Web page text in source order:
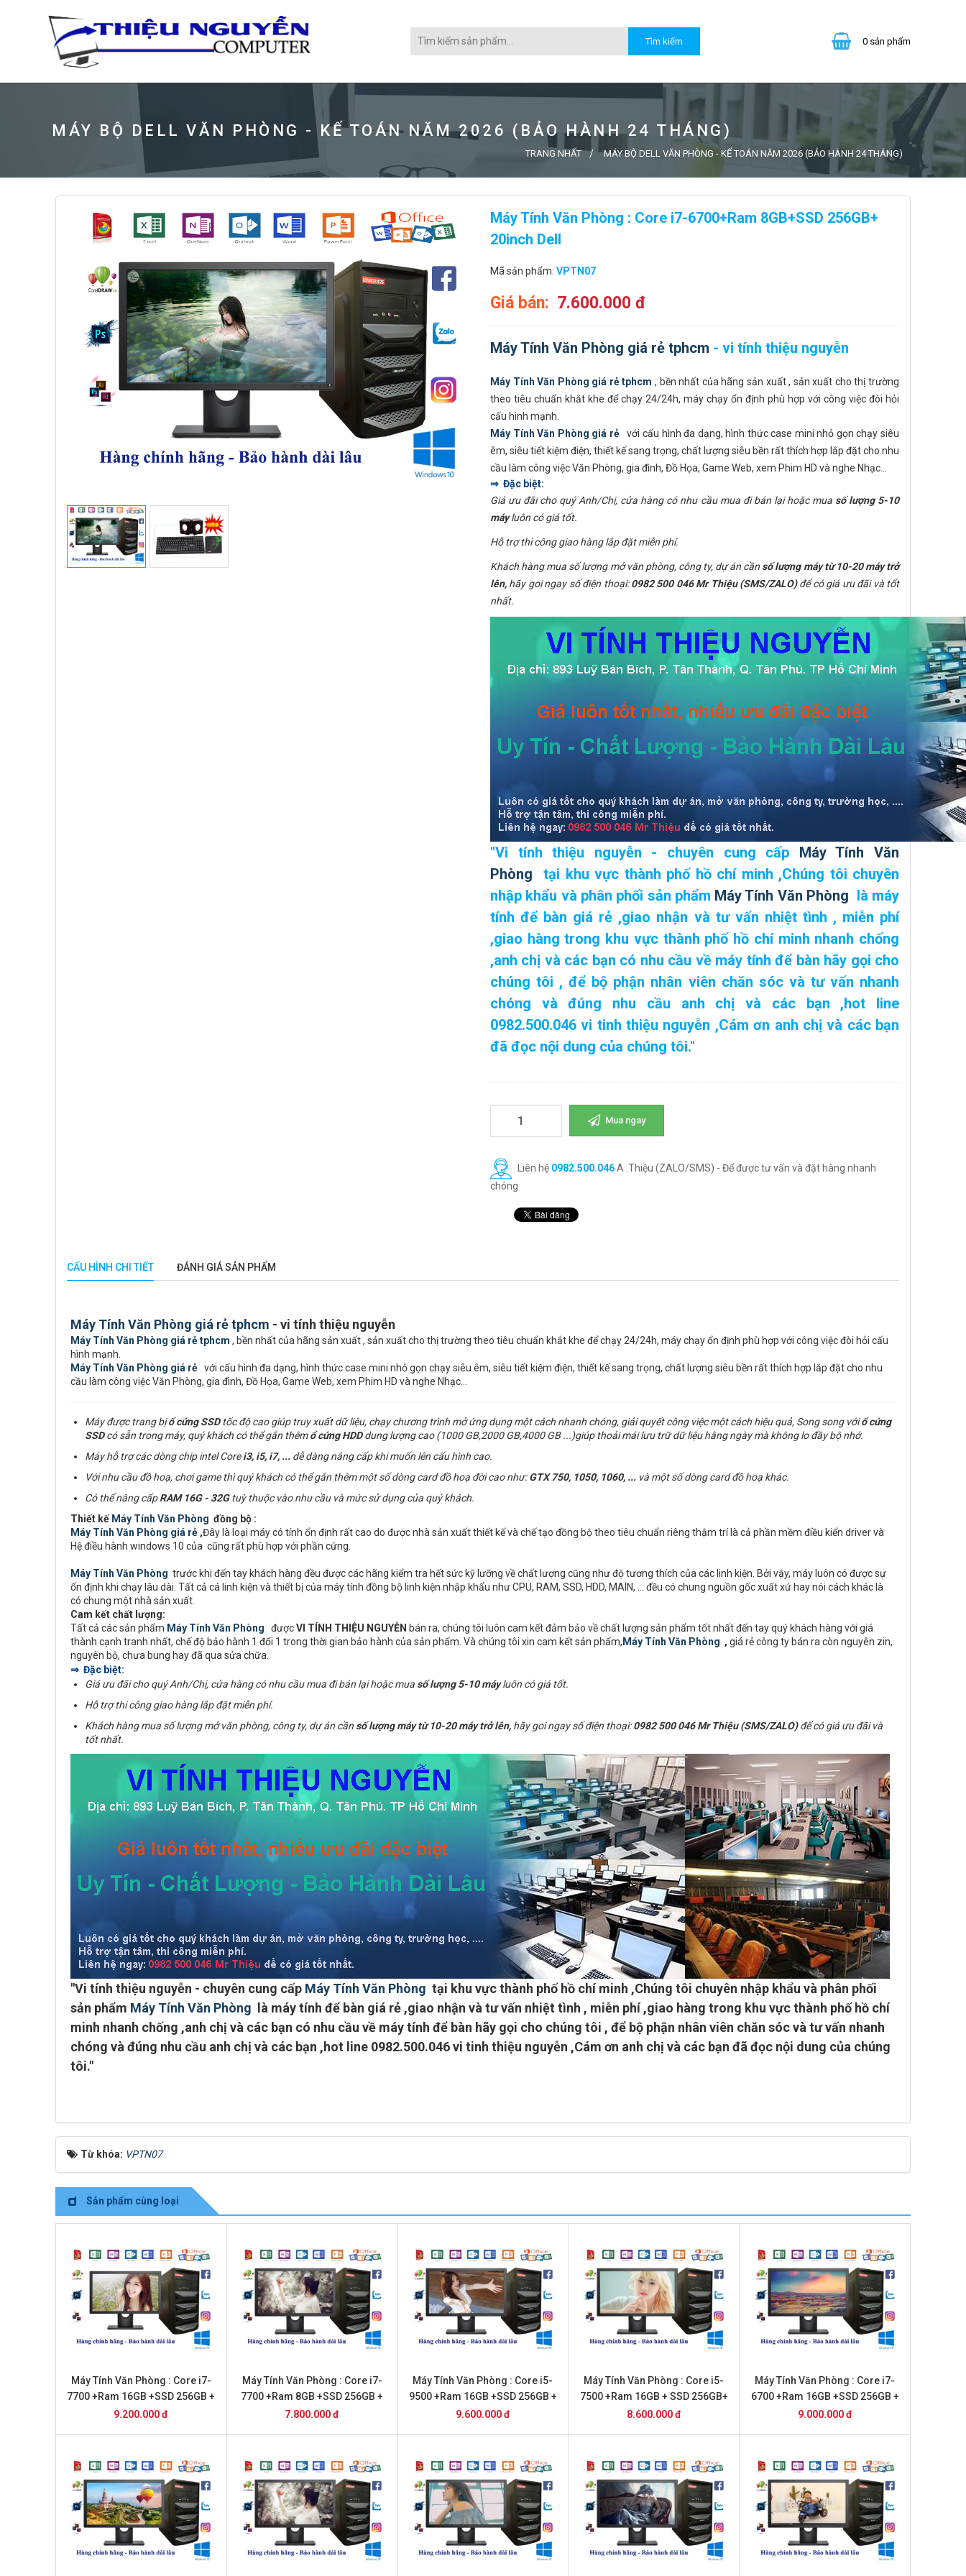
0 sản phẩm
MÁY BỘ DELL VĂN PHÒNG - KẾ TOÁN NĂM 2026 (BẢO HÀNH 24 THÁNG)
TRANG NHẤT MÁY BỘ DELL VĂN PHÒNG - KẾ TOÁN NĂM 2026 (BẢO HÀNH 24 THÁNG)
Máy Tính Văn Phòng : Core i7-6700+Ram 8GB+SSD 256GB+
20inch Dell
Mã sản phẩm: VPTN07
Giá bán: 7.600.000 đ
Máy Tính Văn Phòng giá rẻ tphcm - vi tính thiệu nguyễn
Máy Tính Văn Phòng giá rẻ tphcm , bền nhất của hãng sản xuất , sản xuất cho thị trường
theo tiêu chuẩn khắt khe để chạy 24/24h, máy chạy ổn định phù hợp với công việc đòi hỏi
cấu hình mạnh.
Máy Tính Văn Phòng giá rẻ
với cấu hình đa dạng, hình thức case mini nhỏ gọn chạy siêu
êm, siêu tiết kiệm điện, thiết kế sang trọng, chất lượng siêu bền rất thích hợp lắp đặt cho nhu
cầu làm công việc Văn Phòng, gia đình, Đồ Họa, Game Web, xem Phim HD và nghe Nhạc…
⇒ Đặc biệt:
Giá ưu đãi cho quý Anh/Chị, cửa hàng có nhu cầu mua đi bán lại hoặc mua số lượng 5-10
máyluôn có giá tốt.
Hỗ trợ thi công giao hàng lắp đặt miễn phí.
Khách hàng mua số lượng mở văn phòng, công ty, dự án cần số lượng máy từ 10-20 máy trở
lên, hãy goi ngay số điện thoại:0982 500 046 Mr Thiệu (SMS/ZALO)để có giá ưu đãi và tốt
nhất.
"Vi tính thiệu nguyễn - chuyên cung cấp Máy Tính Văn
Phòng
tại khu vực thành phố hồ chí minh ,Chúng tôi chuyên
nhập khẩu và phân phối sản phẩm Máy Tính Văn Phòng là máy
tính để bàn giá rẻ ,giao nhận và tư vấn nhiệt tình , miễn phí
,giao hàng trong khu vực thành phố hồ chí minh nhanh chống
,anh chị và các bạn có nhu cầu về máy tính để bàn hãy gọi cho
chúng tôi , để bộ phận nhân viên chăn sóc và tư vấn nhanh
chóng và đúng nhu cầu anh chị và các bạn ,hot line
0982.500.046 vi tinh thiệu nguyễn ,Cám ơn anh chị và các bạn
đã đọc nội dung của chúng tôi."
Mua ngay
Liên hệ 0982.500.046A .Thiệu (ZALO/SMS) - Để được tư vấn và đặt hàng nhanh
chóng
CẤU HÌNH CHI TIẾT ĐÁNH GIÁ SẢN PHẨM
Máy Tính Văn Phòng giá rẻ tphcm - vi tính thiệu nguyễn
Máy Tính Văn Phòng giá rẻ tphcm , bền nhất của hãng sản xuất , sản xuất cho thị trường theo tiêu chuẩn khắt khe để chạy 24/24h, máy chạy ổn định phù hợp với công việc đòi hỏi cấu
hình mạnh.
Máy Tính Văn Phòng giá rẻ với cấu hình đa dạng, hình thức case mini nhỏ gọn chạy siêu êm, siêu tiết kiệm điện, thiết kế sang trọng, chất lượng siêu bền rất thích hợp lắp đặt cho nhu
cầu làm công việc Văn Phòng, gia đình, Đồ Họa, Game Web, xem Phim HD và nghe Nhạc…
Máy được trang bịổ cứng SSDtốc độ cao giúp truy xuất dữ liệu, chạy chương trình mở ứng dụng một cách nhanh chóng, giải quyết công việc một cách hiệu quả, Song song vớiổ cứng
SSDcó sẵn trong máy, quý khách có thể gắn thêmổ cứng HDDdung lượng cao (1000 GB,2000 GB,4000 GB ...)giúp thoải mái lưu trữ dữ liệu hằng ngày mà không lo đầy bộ nhớ.
Máy hỗ trợ các dòng chip intel Corei3, i5, i7, ... dễ dàng nâng cấp khi muốn lên cấu hình cao.
Với nhu cầu đồ hoạ, chơi game thì quý khách có thể gắn thêm một số dòng card đồ hoạ đời cao như:GTX 750, 1050, 1060, ... và một số dòng card đồ hoạ khác.
Có thể nâng cấpRAM 16G - 32Gtuỳ thuộc vào nhu cầu và mức sử dụng của quý khách.
Thiết kế Máy Tính Văn Phòng đồng bộ :
Máy Tính Văn Phòng giá rẻ ,Đây là loại máy có tính ổn định rất cao do được nhà sản xuất thiết kế và chế tạo đồng bộ theo tiêu chuẩn riêng thậm trí là cả phần mềm điều kiển driver và
Hệ điều hành windows 10 của cũng rất phù hợp với phần cứng.
Máy Tính Văn Phòng trước khi đến tay khách hàng đều được các hãng kiểm tra hết sức kỹ lưỡng về chất lượng cũng như độ tương thích của các linh kiện. Bởi vậy, máy luôn có được sự
ổn định khi chạy lâu dài. Tất cả cá linh kiện và thiết bị của máy tính đồng bộ linh kiện nhập khẩu như CPU, RAM, SSD, HDD, MAIN, ... đều có chung nguồn gốc xuất xứ hay nói cách khác là
có chung một nhà sản xuất.
Cam kết chất lượng:
Tất cả các sản phẩm Máy Tính Văn Phòng đượcVI TÍNH THIỆU NGUYỄN bán ra, chúng tôi luôn cam kết đảm bảo về chất lượng sản phẩm tốt nhất đến tay quý khách hàng với giá
thành cạnh tranh nhất, chế độ bảo hành 1 đổi 1 trong thời gian bảo hành của sản phẩm. Và chúng tôi xin cam kết sản phẩm, Máy Tính Văn Phòng , giá rẻ công ty bán ra còn nguyên zin,
nguyên bộ, chưa bung hay đã qua sửa chữa.
⇒ Đặc biệt:
Giá ưu đãi cho quý Anh/Chị, cửa hàng có nhu cầu mua đi bán lại hoặc mua số lượng 5-10 máyluôn có giá tốt.
Hỗ trợ thi công giao hàng lắp đặt miễn phí.
Khách hàng mua số lượng mở văn phòng, công ty, dự án cần số lượng máy từ 10-20 máy trở lên, hãy goi ngay số điện thoại:0982 500 046 Mr Thiệu (SMS/ZALO)để có giá ưu đãi và
tốt nhất.
"Vi tính thiệu nguyễn - chuyên cung cấp Máy Tính Văn Phòng tại khu vựcthành phố hồ chí minh ,Chúng tôi chuyên nhập khẩu và phân phối
sản phẩm Máy Tính Văn Phòng là máy tính để bàn giá rẻ ,giao nhận và tư vấn nhiệt tình , miễn phí ,giao hàng trong khu vực thành phố hồ chí
minh nhanh chống ,anh chị và các bạn có nhu cầu về máy tính để bàn hãy gọi cho chúng tôi , để bộ phận nhân viên chăn sóc và tư vấn nhanh
chóng và đúng nhu cầu anh chị và các bạn ,hot line 0982.500.046 vi tinh thiệu nguyễn ,Cám ơn anh chị và các bạn đã đọc nội dung của chúng
tôi."
Từ khóa: VPTN07
Sản phẩm cùng loại
Máy Tính Văn Phòng : Core i7-
7700 +Ram 16GB +SSD 256GB +
22inch Dell
9.200.000 đ
Máy Tính Văn Phòng : Core i7-
7700 +Ram 8GB +SSD 256GB +
20inch Dell
7.800.000 đ
Máy Tính Văn Phòng : Core i5-
9500 +Ram 16GB +SSD 256GB +
22 inch Dell
9.600.000 đ
Máy Tính Văn Phòng : Core i5-
7500 +Ram 16GB + SSD 256GB+
22inch Dell
8.600.000 đ
Máy Tính Văn Phòng : Core i7-
6700 +Ram 16GB +SSD 256GB +
22inch Dell
9.000.000 đ